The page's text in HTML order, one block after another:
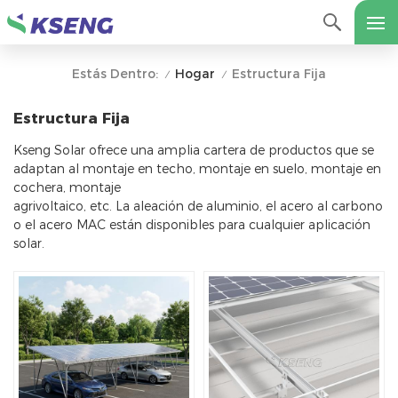
Estás Dentro: / Hogar / Estructura Fija
Estructura Fija
Kseng Solar ofrece una amplia cartera de productos que se
adaptan al montaje en techo, montaje en suelo, montaje en
cochera, montaje
agrivoltaico, etc. La aleación de aluminio, el acero al carbono
o el acero MAC están disponibles para cualquier aplicación
solar.